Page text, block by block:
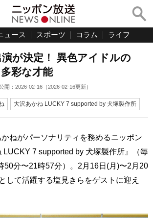
ュース スポーツ コラム ライフ
が決定！ 異色アイドルの
多彩な才能
開： 2026-02-16 （2026-02-16更新）
大沢あかね LUCKY 7 supported by 犬塚製作所
ねがパーソナリティを務めるニッポン
LUCKY 7 supported by 犬塚製作所』（毎
50分〜21時57分）。2月16日(月)〜2月20
して活躍する塩見きらをゲストに迎え